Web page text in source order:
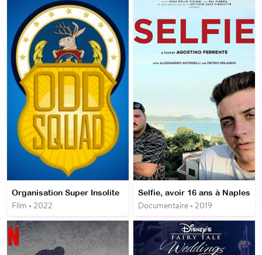
Organisation Super Insolite
Film • 2022
Selfie, avoir 16 ans à Naples
Documentaire • 2019